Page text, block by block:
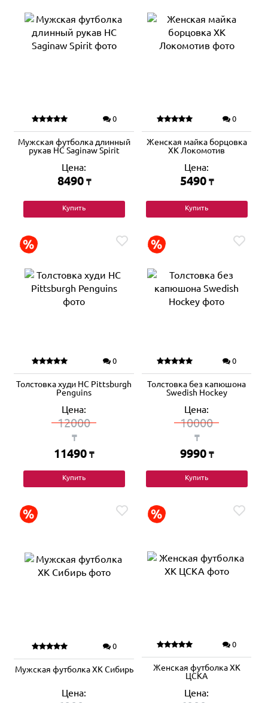
0
Мужская футболка длинный
рукав HC Saginaw Spirit
Цена:
8490 ₸
Купить
0
Женская майка борцовка
ХК Локомотив
Цена:
5490 ₸
Купить
0
Толстовка худи HC Pittsburgh
Penguins
Цена:
12000
₸
11490 ₸
Купить
0
Толстовка без капюшона
Swedish Hockey
Цена:
10000
₸
9990 ₸
Купить
0
Мужская футболка ХК Сибирь
Цена:
0
Женская футболка ХК
ЦСКА
Цена: